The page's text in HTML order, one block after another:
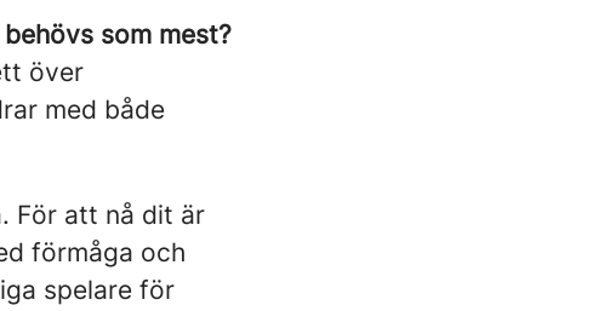
som mest?
över
med både
För att nå dit är
förmåga och
spelare för